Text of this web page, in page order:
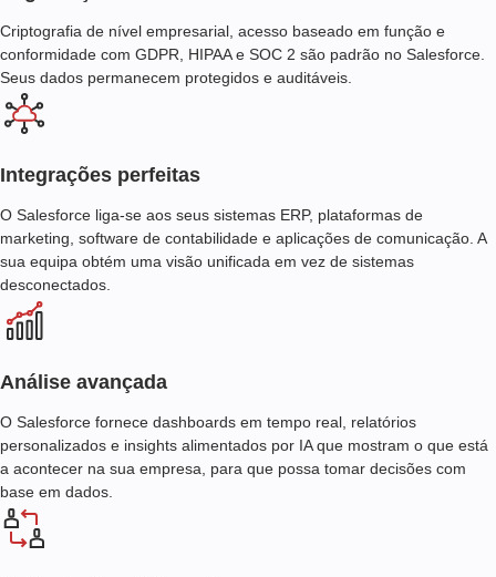
Criptografia de nível empresarial, acesso baseado em função e
conformidade com GDPR, HIPAA e SOC 2 são padrão no Salesforce.
Seus dados permanecem protegidos e auditáveis.
Integrações perfeitas
O Salesforce liga-se aos seus sistemas ERP, plataformas de
marketing, software de contabilidade e aplicações de comunicação. A
sua equipa obtém uma visão unificada em vez de sistemas
desconectados.
Análise avançada
O Salesforce fornece dashboards em tempo real, relatórios
personalizados e insights alimentados por IA que mostram o que está
a acontecer na sua empresa, para que possa tomar decisões com
base em dados.